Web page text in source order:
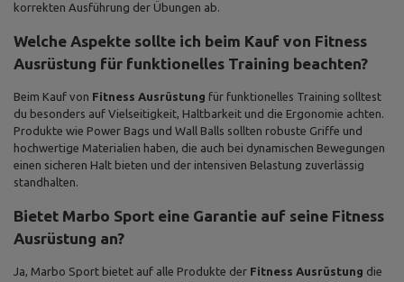
korrekten Ausführung der Übungen ab.
Welche Aspekte sollte ich beim Kauf von Fitness
Ausrüstung für funktionelles Training beachten?
Beim Kauf von Fitness Ausrüstung für funktionelles Training solltest
du besonders auf Vielseitigkeit, Haltbarkeit und die Ergonomie achten.
Produkte wie Power Bags und Wall Balls sollten robuste Griffe und
hochwertige Materialien haben, die auch bei dynamischen Bewegungen
einen sicheren Halt bieten und der intensiven Belastung zuverlässig
standhalten.
Bietet Marbo Sport eine Garantie auf seine Fitness
Ausrüstung an?
Ja, Marbo Sport bietet auf alle Produkte der Fitness Ausrüstung die